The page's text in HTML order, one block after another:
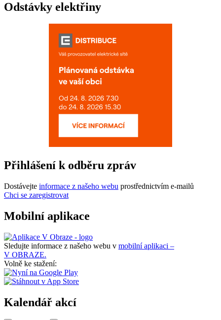
Odstávky elektřiny
Přihlášení k odběru zpráv
Dostávejte informace z našeho webu prostřednictvím e-mailů
Chci se zaregistrovat
Mobilní aplikace
Sledujte informace z našeho webu v mobilní aplikaci –
V OBRAZE.
Volně ke stažení:
Kalendář akcí